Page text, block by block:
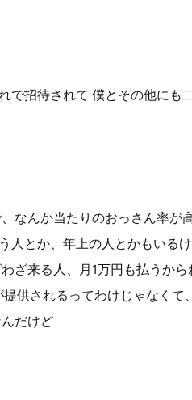
で招待されて 僕とその他にも
なんか当たりのおっさん率が
人とか、年上の人とかもいる
ざ来る人、月1万円も払うから
供されるってわけじゃなくて
だけど